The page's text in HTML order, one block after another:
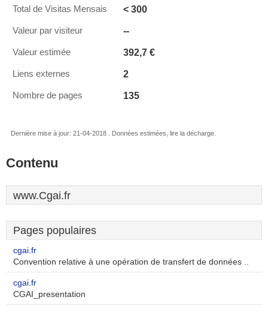
Total de Visitas Mensais < 300
Valeur par visiteur --
Valeur estimée 392,7 €
Liens externes 2
Nombre de pages 135
Dernière mise à jour: 21-04-2018 . Données estimées, lire la décharge.
Contenu
www.Cgai.fr
Pages populaires
cgai.fr
Convention relative à une opération de transfert de données ..
cgai.fr
CGAI_presentation